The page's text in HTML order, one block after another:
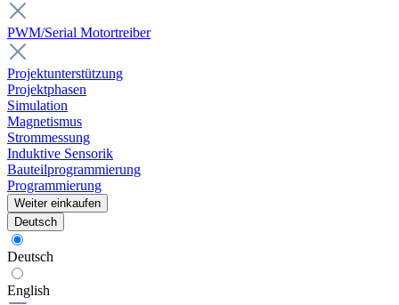
PWM/Serial Motortreiber
Projektunterstützung
Projektphasen
Simulation
Magnetismus
Strommessung
Induktive Sensorik
Bauteilprogrammierung
Programmierung
Weiter einkaufen
Deutsch
Deutsch
English